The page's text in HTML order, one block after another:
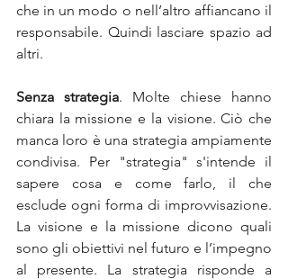
che in un modo o nell’altro affiancano il
responsabile. Quindi lasciare spazio ad
altri.
Senza strategia. Molte chiese hanno
chiara la missione e la visione. Ciò che
manca loro è una strategia ampiamente
condivisa. Per "strategia" s'intende il
sapere cosa e come farlo, il che
esclude ogni forma di improvvisazione.
La visione e la missione dicono quali
sono gli obiettivi nel futuro e l’impegno
al presente. La strategia risponde a